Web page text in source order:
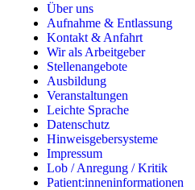
Über uns
Aufnahme & Entlassung
Kontakt & Anfahrt
Wir als Arbeitgeber
Stellenangebote
Ausbildung
Veranstaltungen
Leichte Sprache
Datenschutz
Hinweisgebersysteme
Impressum
Lob / Anregung / Kritik
Patient:inneninformationen